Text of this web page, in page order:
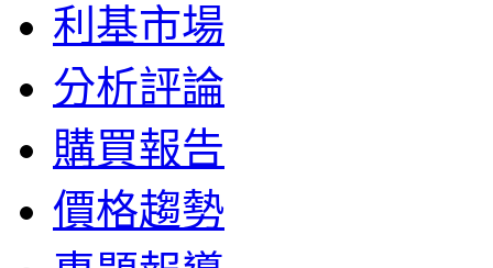
利基市場
分析評論
購買報告
價格趨勢